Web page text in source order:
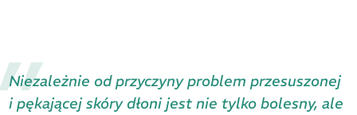
Niezależnie od przyczyny problem przesuszonej
i pękającej skóry dłoni jest nie tylko bolesny, ale